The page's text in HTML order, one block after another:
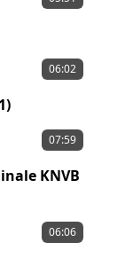
06:02
07:59
KNVB
06:06